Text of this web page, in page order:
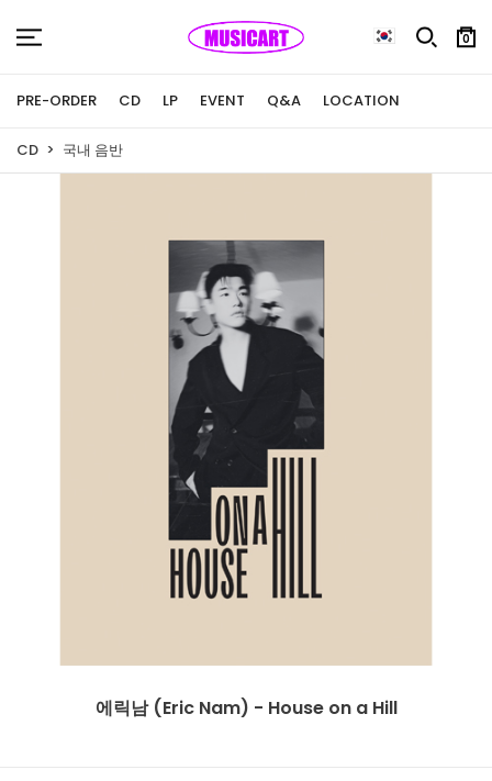
0
PRE-ORDER CD LP EVENT Q&A LOCATION
CD 국내 음반
에릭남 (Eric Nam) - House on a Hill